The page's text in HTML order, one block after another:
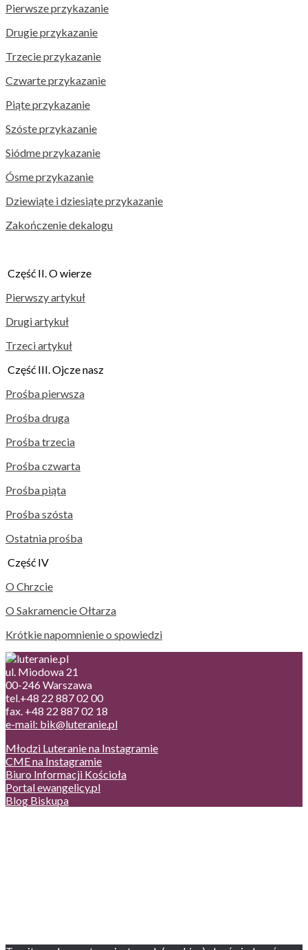
Pierwsze przykazanie
Drugie przykazanie
Trzecie przykazanie
Czwarte przykazanie
Piąte przykazanie
Szóste przykazanie
Siódme przykazanie
Ósme przykazanie
Dziewiąte i dziesiąte przykazanie
Zakończenie dekalogu
Część II. O wierze
Pierwszy artykuł
Drugi artykuł
Trzeci artykuł
Część III. Ojcze nasz
Prośba pierwsza
Prośba druga
Prośba trzecia
Prośba czwarta
Prośba piąta
Prośba szósta
Ostatnia prośba
Część IV
O Chrzcie
O Sakramencie Ołtarza
Krótkie napomnienie o spowiedzi
ul. Miodowa 21
00-246 Warszawa
tel.+48 22 887 02 00
fax. +48 22 887 02 18
e-mail: bik@luteranie.pl
Młodzi Luteranie na Instagramie
CME na Instagramie
Biuro Informacji Kościoła
Portal ewangelicy.pl
Blog Biskupa